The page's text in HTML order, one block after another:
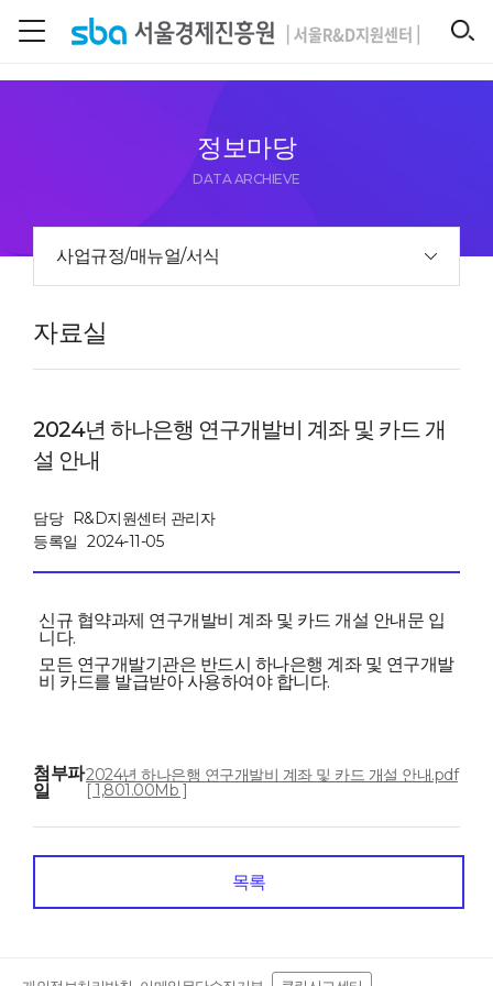
정보마당
DATA ARCHIEVE
사업규정/매뉴얼/서식
자료실
2024년 하나은행 연구개발비 계좌 및 카드 개
설 안내
담당
R&D지원센터 관리자
등록일 2024-11-05
신규 협약과제 연구개발비 계좌 및 카드 개설 안내문 입
니다.
모든 연구개발기관은 반드시 하나은행 계좌 및 연구개발
비 카드를 발급받아 사용하여야 합니다.
첨부파
일
2024년 하나은행 연구개발비 계좌 및 카드 개설 안내.pdf
[ 1,801.00Mb ]
목록